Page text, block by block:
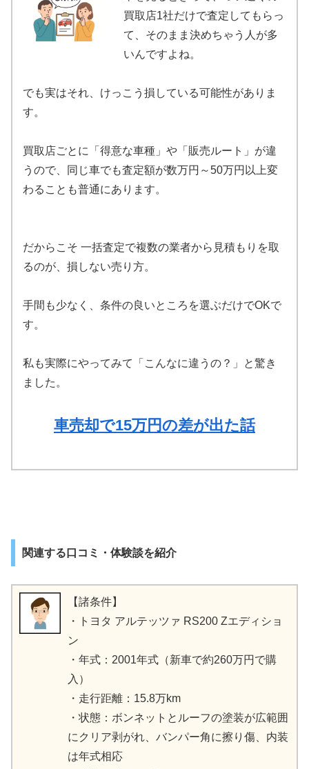
買取店1社だけで査定してもらっ
て、そのまま決めちゃう人が多
いんですよね。
でも実はそれ、けっこう損している可能性がありま
す。
買取店ごとに「得意な車種」や「販売ルート」が違
うので、同じ車でも査定額が数万円～50万円以上変
わることも普通にあります。
だからこそ 一括査定で複数の業者から見積もりを取
るのが、損しない売り方。
手間も少なく、条件の良いところを選ぶだけでOKで
す。
私も実際にやってみて「こんなに違うの？」と驚き
ました。
車売却で15万円の差が出た話
関連する口コミ・体験談を紹介
【諸条件】
・トヨタ アルテッツァ RS200 Zエディショ
ン
・年式：2001年式（新車で約260万円で購
入）
・走行距離：15.8万km
・状態：ボンネットとルーフの塗装が広範囲
にクリア剥がれ、バンパー角に擦り傷、内装
は年式相応